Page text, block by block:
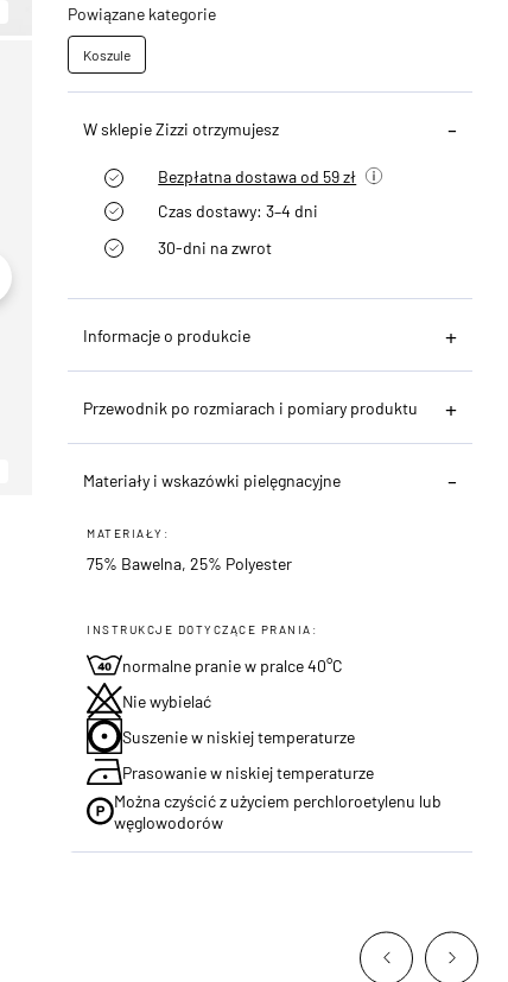
06
Powiązane kategorie
Koszule
W sklepie Zizzi otrzymujesz
Bezpłatna dostawa od 59 zł
Czas dostawy: 3–4 dni
30-dni na zwrot
Informacje o produkcie
Przewodnik po rozmiarach i pomiary produktu
Materiały i wskazówki pielęgnacyjne
MATERIAŁY:
75% Bawelna, 25% Polyester
INSTRUKCJE DOTYCZĄCE PRANIA:
normalne pranie w pralce 40°C
Nie wybielać
Suszenie w niskiej temperaturze
Prasowanie w niskiej temperaturze
Można czyścić z użyciem perchloroetylenu lub
węglowodorów